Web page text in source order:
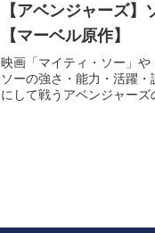
【アベンジャーズ】
【マーベル原作】
映画「マイティ・ソー」や
ソーの強さ・能力・活躍
にして戦うアベンジャーズ